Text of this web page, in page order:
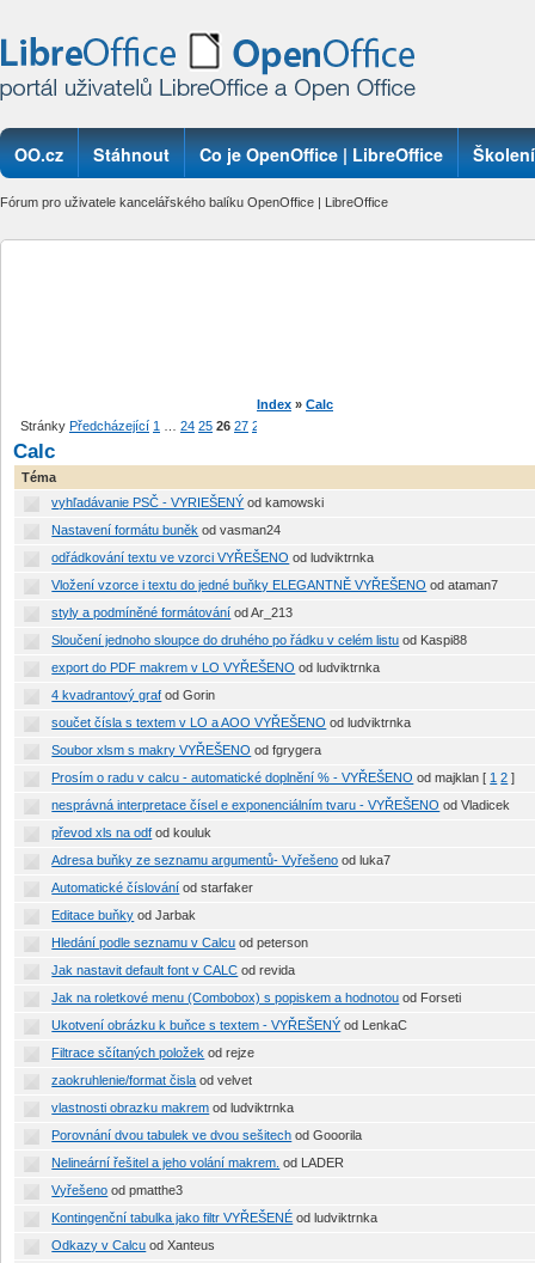
OO.cz Stáhnout Co je OpenOffice | LibreOffice Školení
Fórum pro uživatele kancelářského balíku OpenOffice | LibreOffice
Index » Calc
Stránky Předcházející 1 24 25 26 27 28
Calc
Téma
vyhľadávanie PSČ - VYRIEŠENÝ od kamowski
Nastavení formátu buněk od vasman24
odřádkování textu ve vzorci VYŘEŠENO od ludviktrnka
Vložení vzorce i textu do jedné buňky ELEGANTNĚ VYŘEŠENO od ataman7
styly a podmíněné formátování od Ar_213
Sloučení jednoho sloupce do druhého po řádku v celém listu od Kaspi88
export do PDF makrem v LO VYŘEŠENO od ludviktrnka
4 kvadrantový graf od Gorin
součet čísla s textem v LO a AOO VYŘEŠENO od ludviktrnka
Soubor xlsm s makry VYŘEŠENO od fgrygera
Prosím o radu v calcu - automatické doplnění % - VYŘEŠENO od majklan [ 1 2 ]
nesprávná interpretace čísel e exponenciálním tvaru - VYŘEŠENO od Vladicek
převod xls na odf od kouluk
Adresa buňky ze seznamu argumentů- Vyřešeno od luka7
Automatické číslování od starfaker
Editace buňky od Jarbak
Hledání podle seznamu v Calcu od peterson
Jak nastavit default font v CALC od revida
Jak na roletkové menu (Combobox) s popiskem a hodnotou od Forseti
Ukotvení obrázku k buňce s textem - VYŘEŠENÝ od LenkaC
Filtrace sčítaných položek od rejze
zaokruhlenie/format čisla od velvet
vlastnosti obrazku makrem od ludviktrnka
Porovnání dvou tabulek ve dvou sešitech od Gooorila
Nelineární řešitel a jeho volání makrem. od LADER
Vyřešeno od pmatthe3
Kontingenční tabulka jako filtr VYŘEŠENÉ od ludviktrnka
Odkazy v Calcu od Xanteus